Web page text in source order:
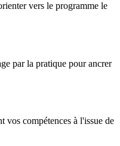
vers le programme le
par la pratique pour ancrer
compétences à l'issue de